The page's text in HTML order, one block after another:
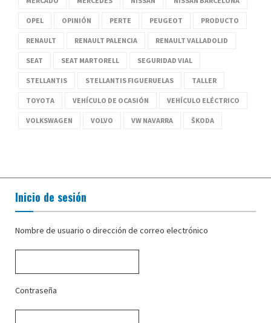
OPEL OPINIÓN PERTE PEUGEOT PRODUCTO
RENAULT RENAULT PALENCIA RENAULT VALLADOLID
SEAT SEAT MARTORELL SEGURIDAD VIAL
STELLANTIS STELLANTIS FIGUERUELAS TALLER
TOYOTA VEHÍCULO DE OCASIÓN VEHÍCULO ELÉCTRICO
VOLKSWAGEN VOLVO VW NAVARRA ŠKODA
Inicio de sesión
Nombre de usuario o dirección de correo electrónico
Contraseña